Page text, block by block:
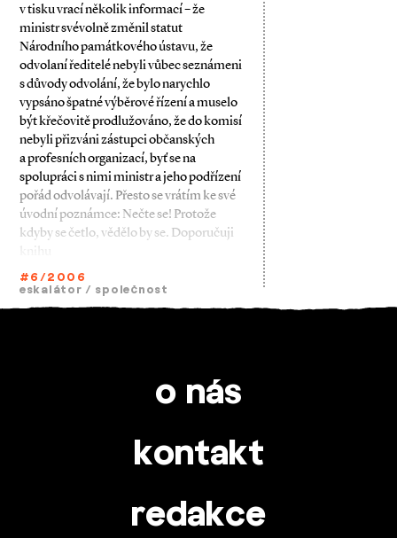
v tisku vrací několik informací – že
ministr svévolně změnil statut
Národního památkového ústavu, že
odvolaní ředitelé nebyli vůbec seznámeni
s důvody odvolání, že bylo narychlo
vypsáno špatné výběrové řízení a muselo
být křečovitě prodlužováno, že do komisí
nebyli přizváni zástupci občanských
a profesních organizací, byť se na
spolupráci s nimi ministr a jeho podřízení
pořád odvolávají. Přesto se vrátím ke své
úvodní poznámce: Nečte se! Protože
kdyby se četlo, vědělo by se. Doporučuji
#6/2006
eskalátor / společnost
o nás
kontakt
redakce